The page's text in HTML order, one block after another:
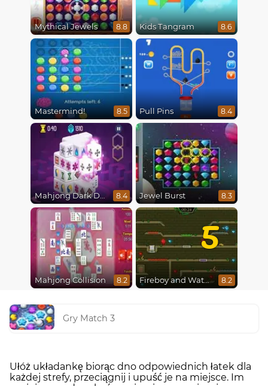
Mythical Jewels 8.8 Kids Tangram 8.6
Mastermind! 8.5 Pull Pins 8.4
Mahjong Dark Dimensions 8.4 Jewel Burst 8.3
Mahjong Collision 8.2
5
Fireboy and Watergirl 5 : Elements 8.2
Gry Match 3
Ułóż układankę biorąc dno odpowiednich łatek dla
każdej strefy, przeciągnij i upuść je na miejsce. Im